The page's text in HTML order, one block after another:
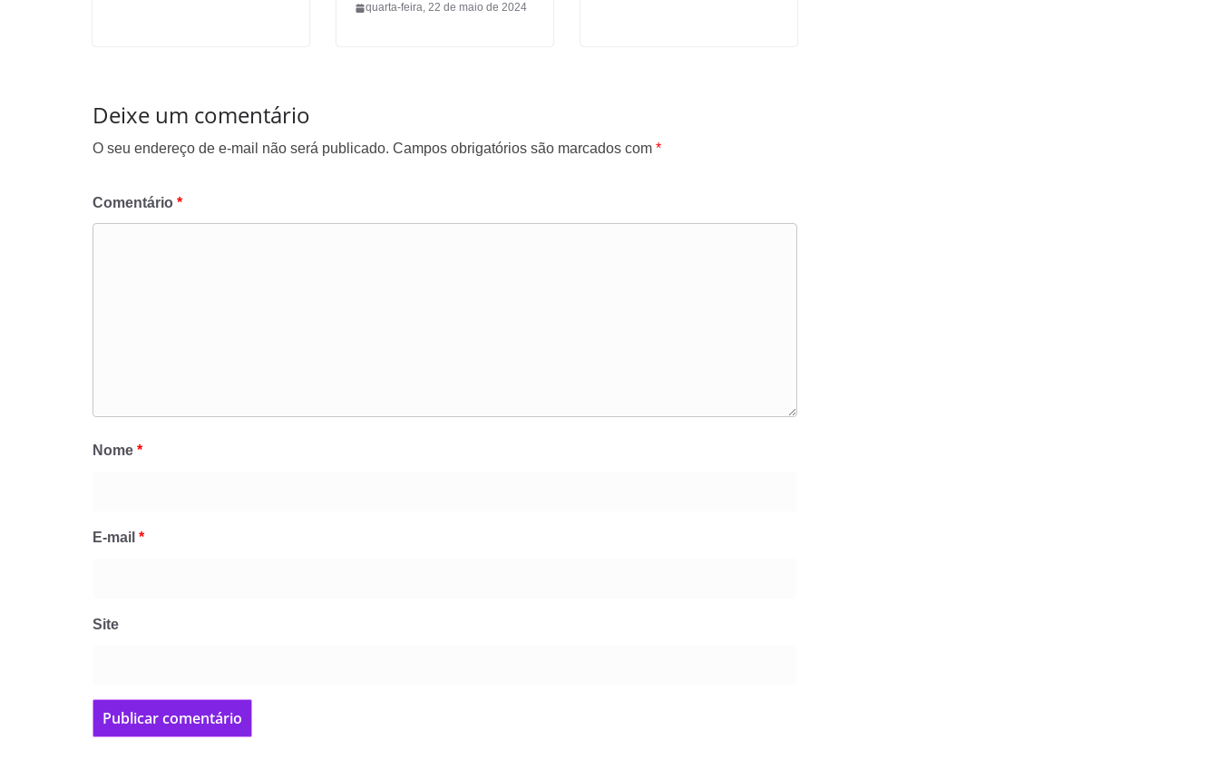
quarta-feira, 22 de maio de 2024
Deixe um comentário
O seu endereço de e-mail não será publicado. Campos obrigatórios são marcados com *
Comentário *
Nome *
E-mail *
Site